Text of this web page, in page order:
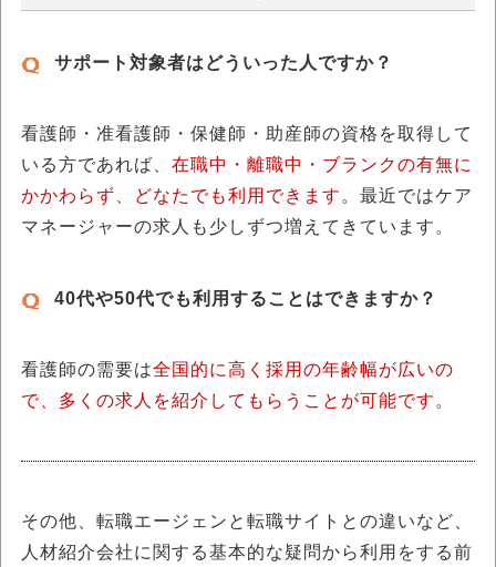
サポート対象者はどういった人ですか？
看護師・准看護師・保健師・助産師の資格を取得して
いる方であれば、 在職中・離職中・ブランクの有無に
かかわらず、どなたでも利用できます 。最近ではケア
マネージャーの求人も少しずつ増えてきています。
40代や50代でも利用することはできますか？
看護師の需要は全国的に高く採用の年齢幅が広いの
で、多くの求人を紹介してもらうことが可能です 。
その他、転職エージェンと転職サイトとの違いなど、
人材紹介会社に関する基本的な疑問から利用をする前